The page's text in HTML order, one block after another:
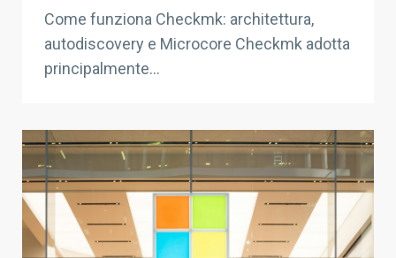
Come funziona Checkmk: architettura,
autodiscovery e Microcore Checkmk adotta
principalmente...